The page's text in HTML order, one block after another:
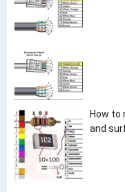
How to
and